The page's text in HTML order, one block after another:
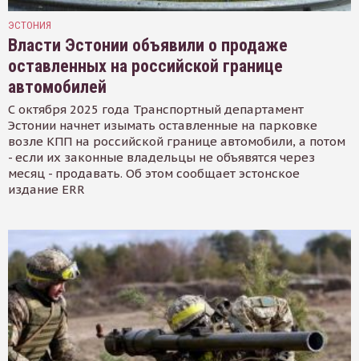
ЭСТОНИЯ
Власти Эстонии объявили о продаже
оставленных на российской границе
автомобилей
С октября 2025 года Транспортный департамент
Эстонии начнет изымать оставленные на парковке
возле КПП на российской границе автомобили, а потом
- если их законные владельцы не объявятся через
месяц - продавать. Об этом сообщает эстонское
издание ERR